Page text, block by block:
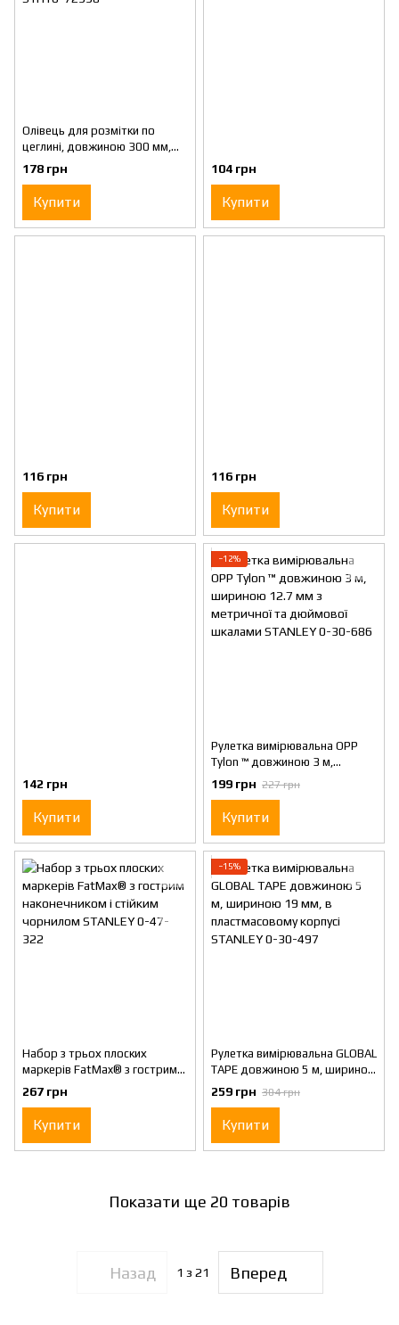
Олівець для розмітки по
цеглині, довжиною 300 мм,
твердістю 4Н STANLEY
STHT0-72998
178 грн
Купити
104 грн
Купити
116 грн
Купити
116 грн
Купити
142 грн
Купити
−12%
Рулетка вимірювальна OPP
Tylon ™ довжиною 3 м,
шириною 12.7 мм з метричної
та дюймової шкалами
STANLEY 0-30-686
199 грн 227 грн
Купити
Набор з трьох плоских
маркерів FatMax® з гострим
наконечником і стійким
чорнилом STANLEY 0-47-322
267 грн
Купити
−15%
Рулетка вимірювальна GLOBAL
TAPE довжиною 5 м, шириною
19 мм, в пластмасовому
корпусі STANLEY 0-30-497
259 грн 304 грн
Купити
Показати ще 20 товарів
Назад 1 з 21 Вперед